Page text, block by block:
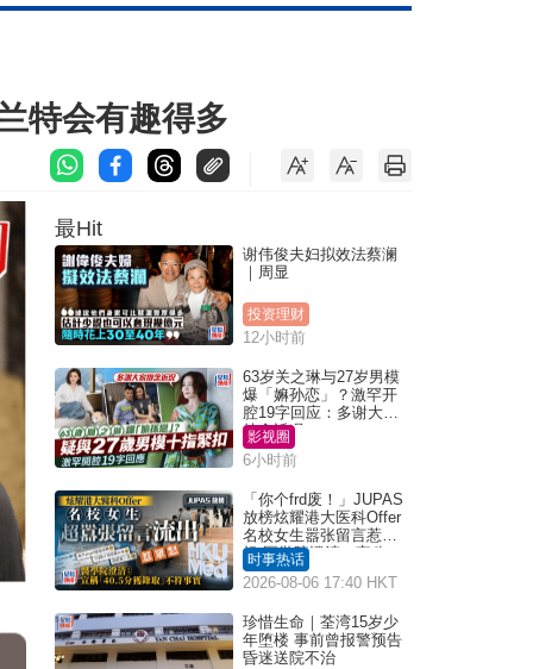
特会有趣得多
最Hit
谢伟俊夫妇拟效法蔡澜
｜周显
投资理财
12小时前
63岁关之琳与27岁男模
爆「嫲孙恋」？激罕开
腔19字回应：多谢大家
挂念近况
影视圈
6小时前
「你个frd废！」JUPAS
放榜炫耀港大医科Offer
名校女生嚣张留言惹众
怒 医学院澄清：宣称
「40.5分获录取」不符事
实｜Juicy叮
时事热话
2026-08-06 17:40 HKT
珍惜生命｜荃湾15岁少
年堕楼 事前曾报警预告
昏迷送院不治